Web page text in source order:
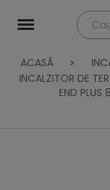
ACASĂ
INCALZITOR DE
END PLUS